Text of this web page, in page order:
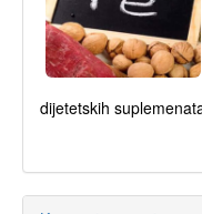
dijetetskih